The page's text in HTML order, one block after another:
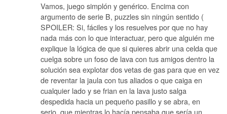
Vamos, juego simplón y genérico. Encima con
argumento de serie B, puzzles sin ningún sentido (
SPOILER: Si, fáciles y los resuelves por que no hay
nada más con lo que interactuar, pero que alguién me
explique la lógica de que si quieres abrir una celda que
cuelga sobre un foso de lava con tus amigos dentro la
solución sea explotar dos vetas de gas para que en vez
de reventar la jaula con tus aliados o que caiga en
cualquier lado y se frian en la lava justo salga
despedida hacia un pequeño pasillo y se abra, en
serio, que mientras lo hacía pensaba que sería un